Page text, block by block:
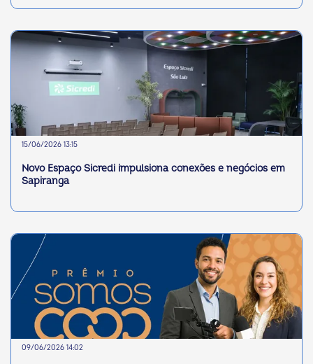
15/06/2026 13:15
Novo Espaço Sicredi impulsiona conexões e negócios em
Sapiranga
09/06/2026 14:02